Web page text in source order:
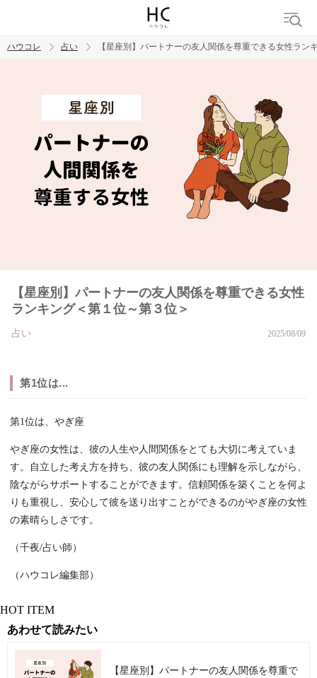
トレンド ワード
ハウコレ 占い 【星座別】パートナーの友人関係を尊重できる女性ラン
【星座別】パートナーの友人関係を尊重できる女性
ランキング＜第１位～第３位＞
占い 2025/08/09
第1位は...
第1位は、やぎ座
やぎ座の女性は、彼の人生や人間関係をとても大切に考えていま
す。自立した考え方を持ち、彼の友人関係にも理解を示しながら、
陰ながらサポートすることができます。信頼関係を築くことを何よ
りも重視し、安心して彼を送り出すことができるのがやぎ座の女性
の素晴らしさです。
（千夜/占い師）
（ハウコレ編集部）
HOT ITEM
あわせて読みたい
【星座別】パートナーの友人関係を尊重で